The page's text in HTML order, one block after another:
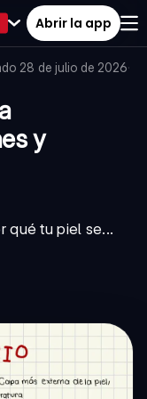
Abrir la app
28 de julio de 2026·
y
qué tu piel se...